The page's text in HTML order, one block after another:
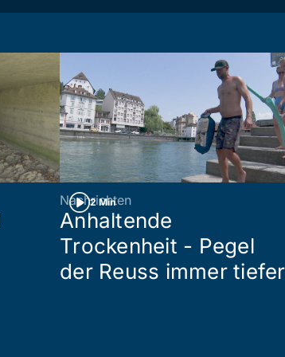
2 Min
Nachrichten
Anhaltende
Trockenheit - Pegel
der Reuss immer tiefer